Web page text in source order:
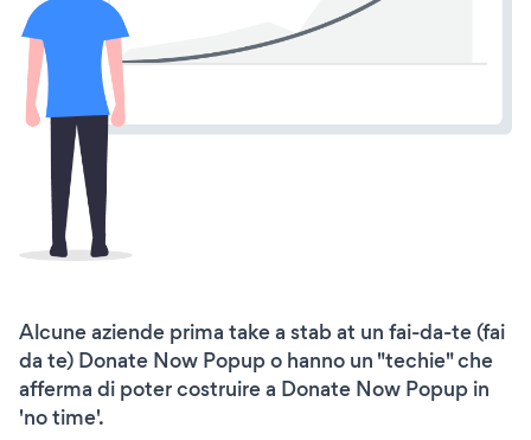
Alcune aziende prima take a stab at un fai-da-te (fai
da te) Donate Now Popup o hanno un "techie" che
afferma di poter costruire a Donate Now Popup in
'no time'.